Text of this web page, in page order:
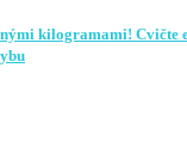
kilogramami! Cvičte